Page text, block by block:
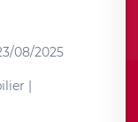
08/2025
|